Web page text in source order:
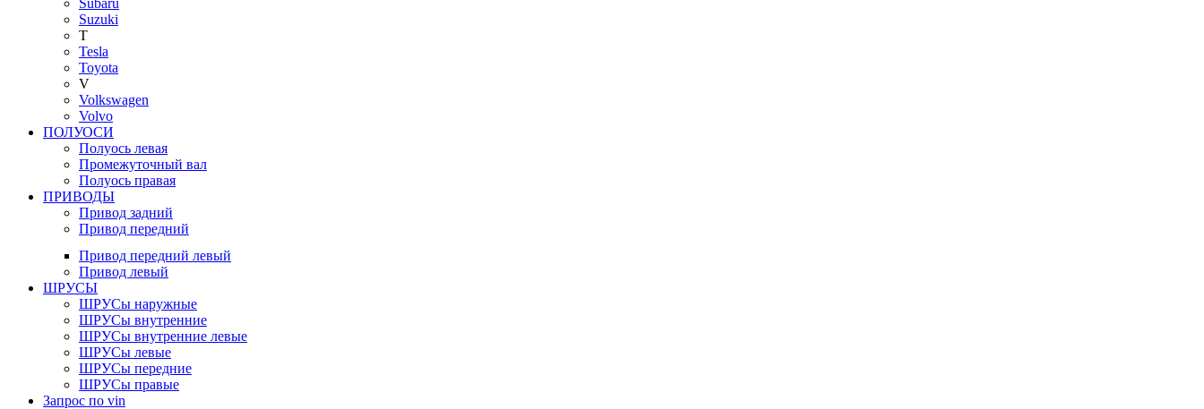
Subaru
Suzuki
T
Tesla
Toyota
V
Volkswagen
Volvo
ПОЛУОСИ
Полуось левая
Промежуточный вал
Полуось правая
ПРИВОДЫ
Привод задний
Привод передний
Привод передний левый
Привод левый
ШРУСЫ
ШРУСы наружные
ШРУСы внутренние
ШРУСы внутренние левые
ШРУСы левые
ШРУСы передние
ШРУСы правые
Запрос по vin